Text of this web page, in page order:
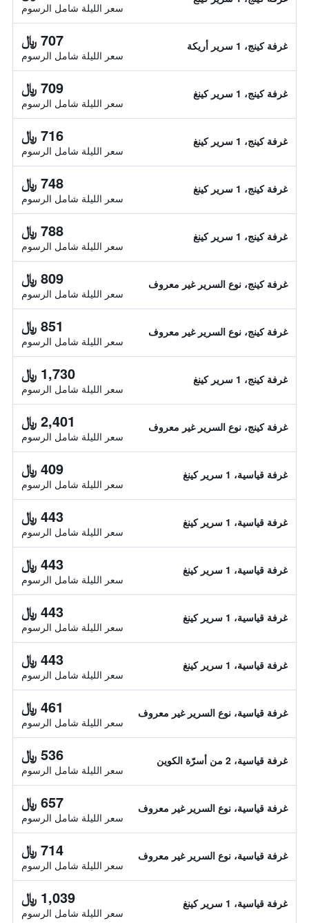
سعر الليلة شامل الرسوم
غرفة كينج، 1 سرير أريكة 707 ﷼
سعر الليلة شامل الرسوم
غرفة كينج، 1 سرير كينغ 709 ﷼
سعر الليلة شامل الرسوم
غرفة كينج، 1 سرير كينغ 716 ﷼
سعر الليلة شامل الرسوم
غرفة كينج، 1 سرير كينغ 748 ﷼
سعر الليلة شامل الرسوم
غرفة كينج، 1 سرير كينغ 788 ﷼
سعر الليلة شامل الرسوم
غرفة كينج، نوع السرير غير معروف 809 ﷼
سعر الليلة شامل الرسوم
غرفة كينج، نوع السرير غير معروف 851 ﷼
سعر الليلة شامل الرسوم
غرفة كينج، 1 سرير كينغ 1,730 ﷼
سعر الليلة شامل الرسوم
غرفة كينج، نوع السرير غير معروف 2,401 ﷼
سعر الليلة شامل الرسوم
غرفة قياسية، 1 سرير كينغ 409 ﷼
سعر الليلة شامل الرسوم
غرفة قياسية، 1 سرير كينغ 443 ﷼
سعر الليلة شامل الرسوم
غرفة قياسية، 1 سرير كينغ 443 ﷼
سعر الليلة شامل الرسوم
غرفة قياسية، 1 سرير كينغ 443 ﷼
سعر الليلة شامل الرسوم
غرفة قياسية، 1 سرير كينغ 443 ﷼
سعر الليلة شامل الرسوم
غرفة قياسية، نوع السرير غير معروف 461 ﷼
سعر الليلة شامل الرسوم
غرفة قياسية، 2 من أسرّة الكوين 536 ﷼
سعر الليلة شامل الرسوم
غرفة قياسية، نوع السرير غير معروف 657 ﷼
سعر الليلة شامل الرسوم
غرفة قياسية، نوع السرير غير معروف 714 ﷼
سعر الليلة شامل الرسوم
غرفة قياسية، 1 سرير كينغ 1,039 ﷼
سعر الليلة شامل الرسوم